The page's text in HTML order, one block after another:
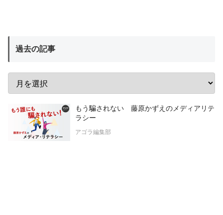
過去の記事
もう騙されない 藤原かずえのメディアリテ
ラシー
アゴラ編集部